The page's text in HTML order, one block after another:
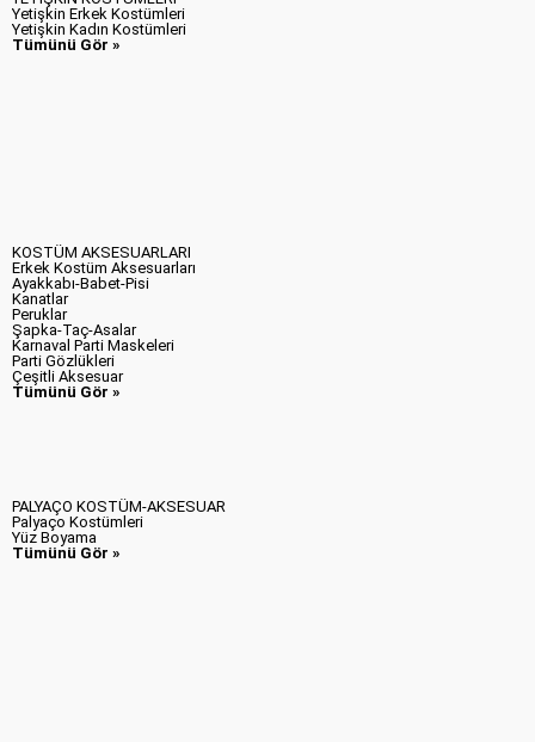
Yetişkin Erkek Kostümleri
Yetişkin Kadın Kostümleri
Tümünü Gör »
KOSTÜM AKSESUARLARI
Erkek Kostüm Aksesuarları
Ayakkabı-Babet-Pisi
Kanatlar
Peruklar
Şapka-Taç-Asalar
Karnaval Parti Maskeleri
Parti Gözlükleri
Çeşitli Aksesuar
Tümünü Gör »
PALYAÇO KOSTÜM-AKSESUAR
Palyaço Kostümleri
Yüz Boyama
Tümünü Gör »